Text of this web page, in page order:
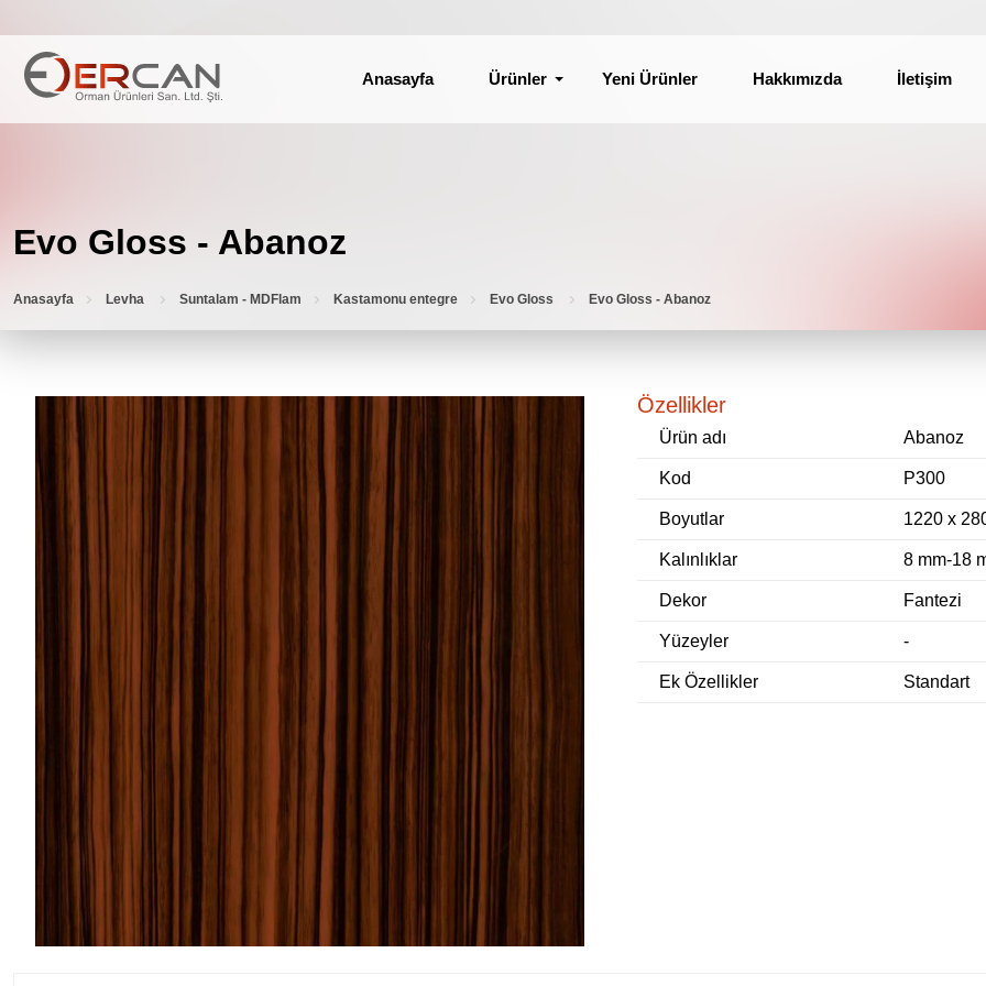
Anasayfa Ürünler Yeni Ürünler Hakkımızda İletişim
Evo Gloss - Abanoz
Anasayfa Levha Suntalam - MDFlam Kastamonu entegre Evo Gloss Evo Gloss - Abanoz
Özellikler
Ürün adı Abanoz
Kod P300
Boyutlar 1220 x
Kalınlıklar 8 mm-18
Dekor Fantezi
Yüzeyler -
Ek Özellikler Standart